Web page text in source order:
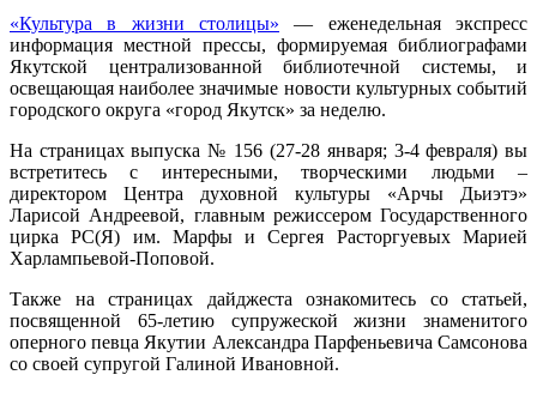
«Культура в жизни столицы» — еженедельная экспресс
информация местной прессы, формируемая библиографами
Якутской централизованной библиотечной системы, и
освещающая наиболее значимые новости культурных событий
городского округа «город Якутск» за неделю.
На страницах выпуска № 156 (27-28 января; 3-4 февраля) вы
встретитесь с интересными, творческими людьми –
директором Центра духовной культуры «Арчы Дьиэтэ»
Ларисой Андреевой, главным режиссером Государственного
цирка РС(Я) им. Марфы и Сергея Расторгуевых Марией
Харлампьевой-Поповой.
Также на страницах дайджеста ознакомитесь со статьей,
посвященной 65-летию супружеской жизни знаменитого
оперного певца Якутии Александра Парфеньевича Самсонова
со своей супругой Галиной Ивановной.